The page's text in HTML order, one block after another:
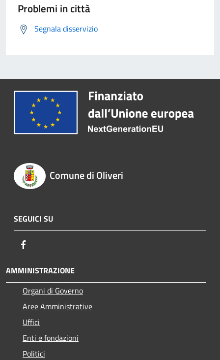
Problemi in città
Segnala disservizio
Comune di Oliveri
SEGUICI SU
AMMINISTRAZIONE
Organi di Governo
Aree Amministrative
Uffici
Enti e fondazioni
Politici